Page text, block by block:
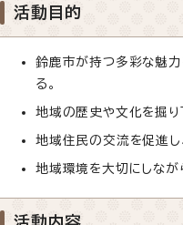
活動目的
鈴鹿市が持つ多彩な魅力
る。
地域の歴史や文化を掘り
地域住民の交流を促進し
地域環境を大切にしなが
活動内容